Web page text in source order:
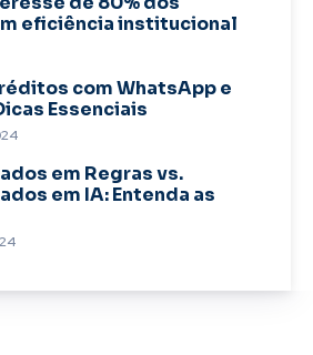
eficiência institucional
com WhatsApp e
Essenciais
em Regras vs.
em IA: Entenda as